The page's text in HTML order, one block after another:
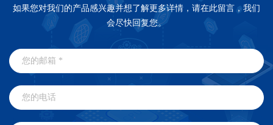
如果您对我们的产品感兴趣并想了解更多详情，请在此留言，我们
会尽快回复您。